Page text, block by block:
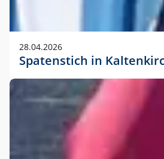
28.04.2026
Spatenstich in